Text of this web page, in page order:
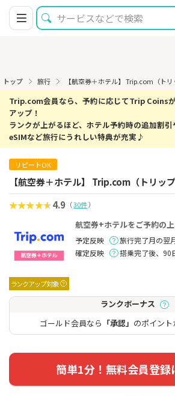
トップ 旅行 【航空券＋ホテル】 Trip.com（ト
Trip.com会員なら、予約に応じてTrip Coins
アップ！
ランクが上がるほど、ホテル予約時の追加割引
eSIMなど旅行にうれしい特典が充実♪
リピートOK
【航空券＋ホテル】 Trip.com（トリッ
4.9 （30件）
ランクアップ対象
航空券+ホテルをご予約の
予定反映
旅行完了月の翌
確定反映
搭乗完了後、90
ランクボーナス
ゴールド会員なら 「承認」 のポイント
簡単1分！無料会員登録